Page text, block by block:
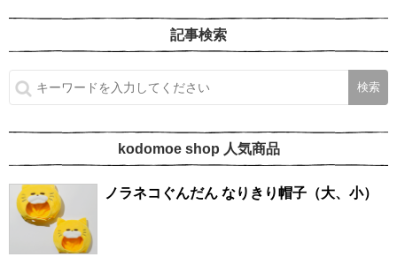
記事検索
kodomoe shop 人気商品
ノラネコぐんだん なりきり帽子（大、小）